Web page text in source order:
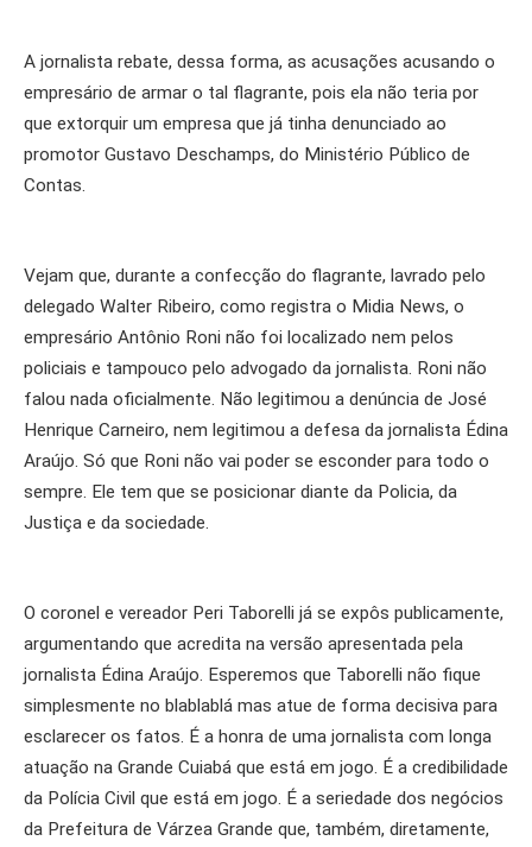
A jornalista rebate, dessa forma, as acusações acusando o
empresário de armar o tal flagrante, pois ela não teria por
que extorquir um empresa que já tinha denunciado ao
promotor Gustavo Deschamps, do Ministério Público de
Contas.
Vejam que, durante a confecção do flagrante, lavrado pelo
delegado Walter Ribeiro, como registra o Midia News, o
empresário Antônio Roni não foi localizado nem pelos
policiais e tampouco pelo advogado da jornalista. Roni não
falou nada oficialmente. Não legitimou a denúncia de José
Henrique Carneiro, nem legitimou a defesa da jornalista Édina
Araújo. Só que Roni não vai poder se esconder para todo o
sempre. Ele tem que se posicionar diante da Policia, da
Justiça e da sociedade.
O coronel e vereador Peri Taborelli já se expôs publicamente,
argumentando que acredita na versão apresentada pela
jornalista Édina Araújo. Esperemos que Taborelli não fique
simplesmente no blablablá mas atue de forma decisiva para
esclarecer os fatos. É a honra de uma jornalista com longa
atuação na Grande Cuiabá que está em jogo. É a credibilidade
da Polícia Civil que está em jogo. É a seriedade dos negócios
da Prefeitura de Várzea Grande que, também, diretamente,